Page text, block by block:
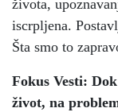
života,
iscrpljena.
Šta smo to
Fokus Vesti:
život, na